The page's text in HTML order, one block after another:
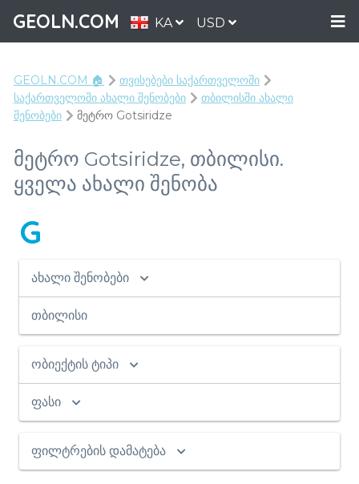
GEOLN.COM KA USD
GEOLN.COM 🏠
თვისებები საქართველოში
საქართველოში ახალი შენობები
თბილისში ახალი
შენობები
მეტრო Gotsiridze
მეტრო Gotsiridze, თბილისი.
ყველა ახალი შენობა
G
ახალი შენობები
თბილისი
ობიექტის ტიპი
ფასი
ფილტრების დამატება